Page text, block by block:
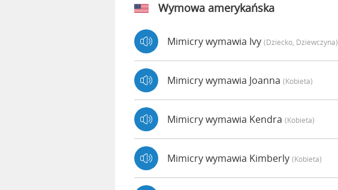
Wymowa amerykańska
Mimicry wymawia Ivy (dziecko, Dziewczyna)
Mimicry wymawia Joanna (kobieta)
Mimicry wymawia Kendra (kobieta)
Mimicry wymawia Kimberly (kobieta)